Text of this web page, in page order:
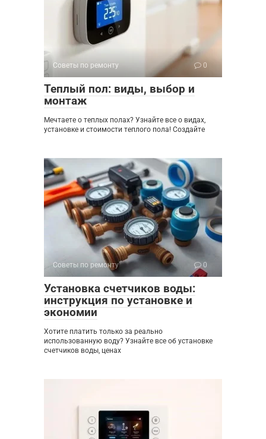
Советы по ремонту 0
Теплый пол: виды, выбор и
монтаж
Мечтаете о теплых полах? Узнайте все о видах,
установке и стоимости теплого пола! Создайте
Советы по ремонту 0
Установка счетчиков воды:
инструкция по установке и
экономии
Хотите платить только за реально
использованную воду? Узнайте все об установке
счетчиков воды, ценах